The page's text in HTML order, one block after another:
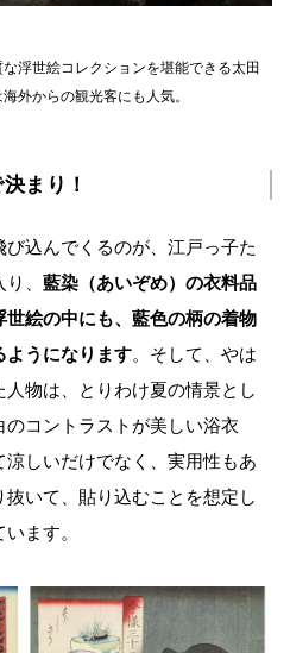
浮世絵コレクションを堪能できる太田
外からの観光客にも人気。
まり！
込んでくるのが、江戸っ子た
、 藍染（あいぞめ）の衣料品
絵の中にも、藍色の柄の着物
ようになります。そして、やは
物は、とりわけ夏の情景とし
コントラストが美しい浴衣
しいだけでなく、実用性もあ
いて、貼り込むことを想定し
ます。